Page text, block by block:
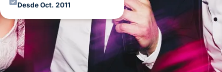
Desde Oct. 2011